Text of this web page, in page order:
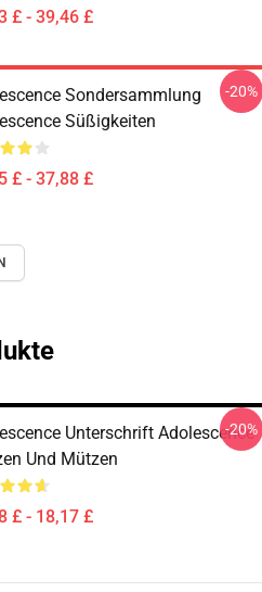
£ - 39,46 £
Sondersammlung
Süßigkeiten
£ - 37,88 £
-20%
Unterschrift Adolescence
Und Mützen
£ - 18,17 £
-20%